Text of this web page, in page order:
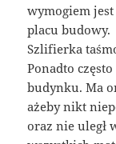
wymogiem
placu budowy.
Szlifierka
Ponadto
budynku. Ma
ażeby nikt
oraz nie uległ